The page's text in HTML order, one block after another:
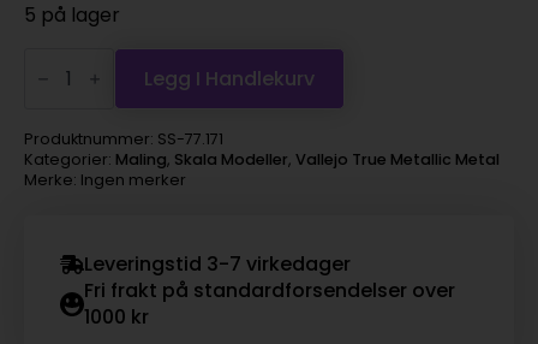
5 på lager
Metallic
-
Sapphire
Blue,
Airbrush
Legg I Handlekurv
Produktnummer: SS-77.171
Kategorier: Maling, Skala Modeller, Vallejo True Metallic Metal
Merke: Ingen merker
Leveringstid 3-7 virkedager
Fri frakt på standardforsendelser over
1000 kr